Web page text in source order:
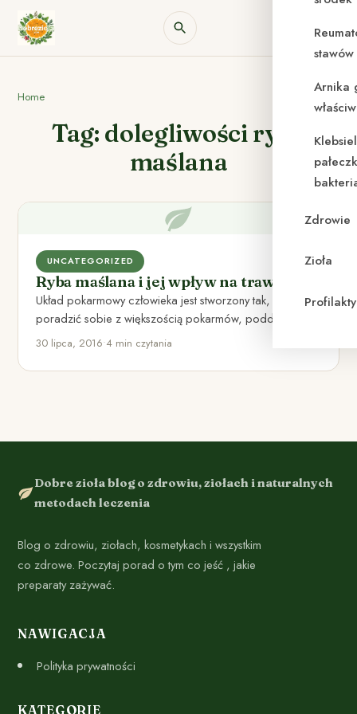
Arnika
Zdrowie
Zioła
Home
Tag: dolegliwości ryba
maślana
UNCATEGORIZED
Ryba maślana i jej wpływ na trawienie
Układ pokarmowy człowieka jest stworzony tak, by
poradzić sobie z większością pokarmów, poddanych
obróbce termicznej. Niektóre pokarmy mogą…
30 lipca, 2016•4 min czytania
Dobre zioła blog o zdrowiu, ziołach i naturalnych
metodach leczenia
Blog o zdrowiu, ziołach, kosmetykach i wszystkim
co zdrowe. Poczytaj porad o tym co jeść , jakie
preparaty zażywać.
NAWIGACJA
Polityka prywatności
KATEGORIE